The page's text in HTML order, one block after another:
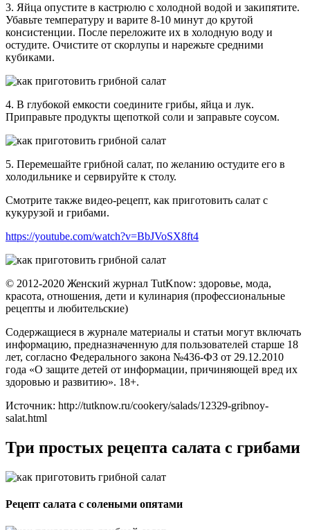
3. Яйца опустите в кастрюлю с холодной водой и закипятите.
Убавьте температуру и варите 8-10 минут до крутой
консистенции. После переложите их в холодную воду и
остудите. Очистите от скорлупы и нарежьте средними
кубиками.
4. В глубокой емкости соедините грибы, яйца и лук.
Приправьте продукты щепоткой соли и заправьте соусом.
5. Перемешайте грибной салат, по желанию остудите его в
холодильнике и сервируйте к столу.
Смотрите также видео-рецепт, как приготовить салат с
кукурузой и грибами.
https://youtube.com/watch?v=BbJVoSX8ft4
© 2012-2020 Женский журнал TutKnow: здоровье, мода,
красота, отношения, дети и кулинария (профессиональные
рецепты и любительские)
Содержащиеся в журнале материалы и статьи могут включать
информацию, предназначенную для пользователей старше 18
лет, согласно Федерального закона №436-ФЗ от 29.12.2010
года «О защите детей от информации, причиняющей вред их
здоровью и развитию». 18+.
Источник: http://tutknow.ru/cookery/salads/12329-gribnoy-
salat.html
Три простых рецепта салата с грибами
Рецепт салата с солеными опятами